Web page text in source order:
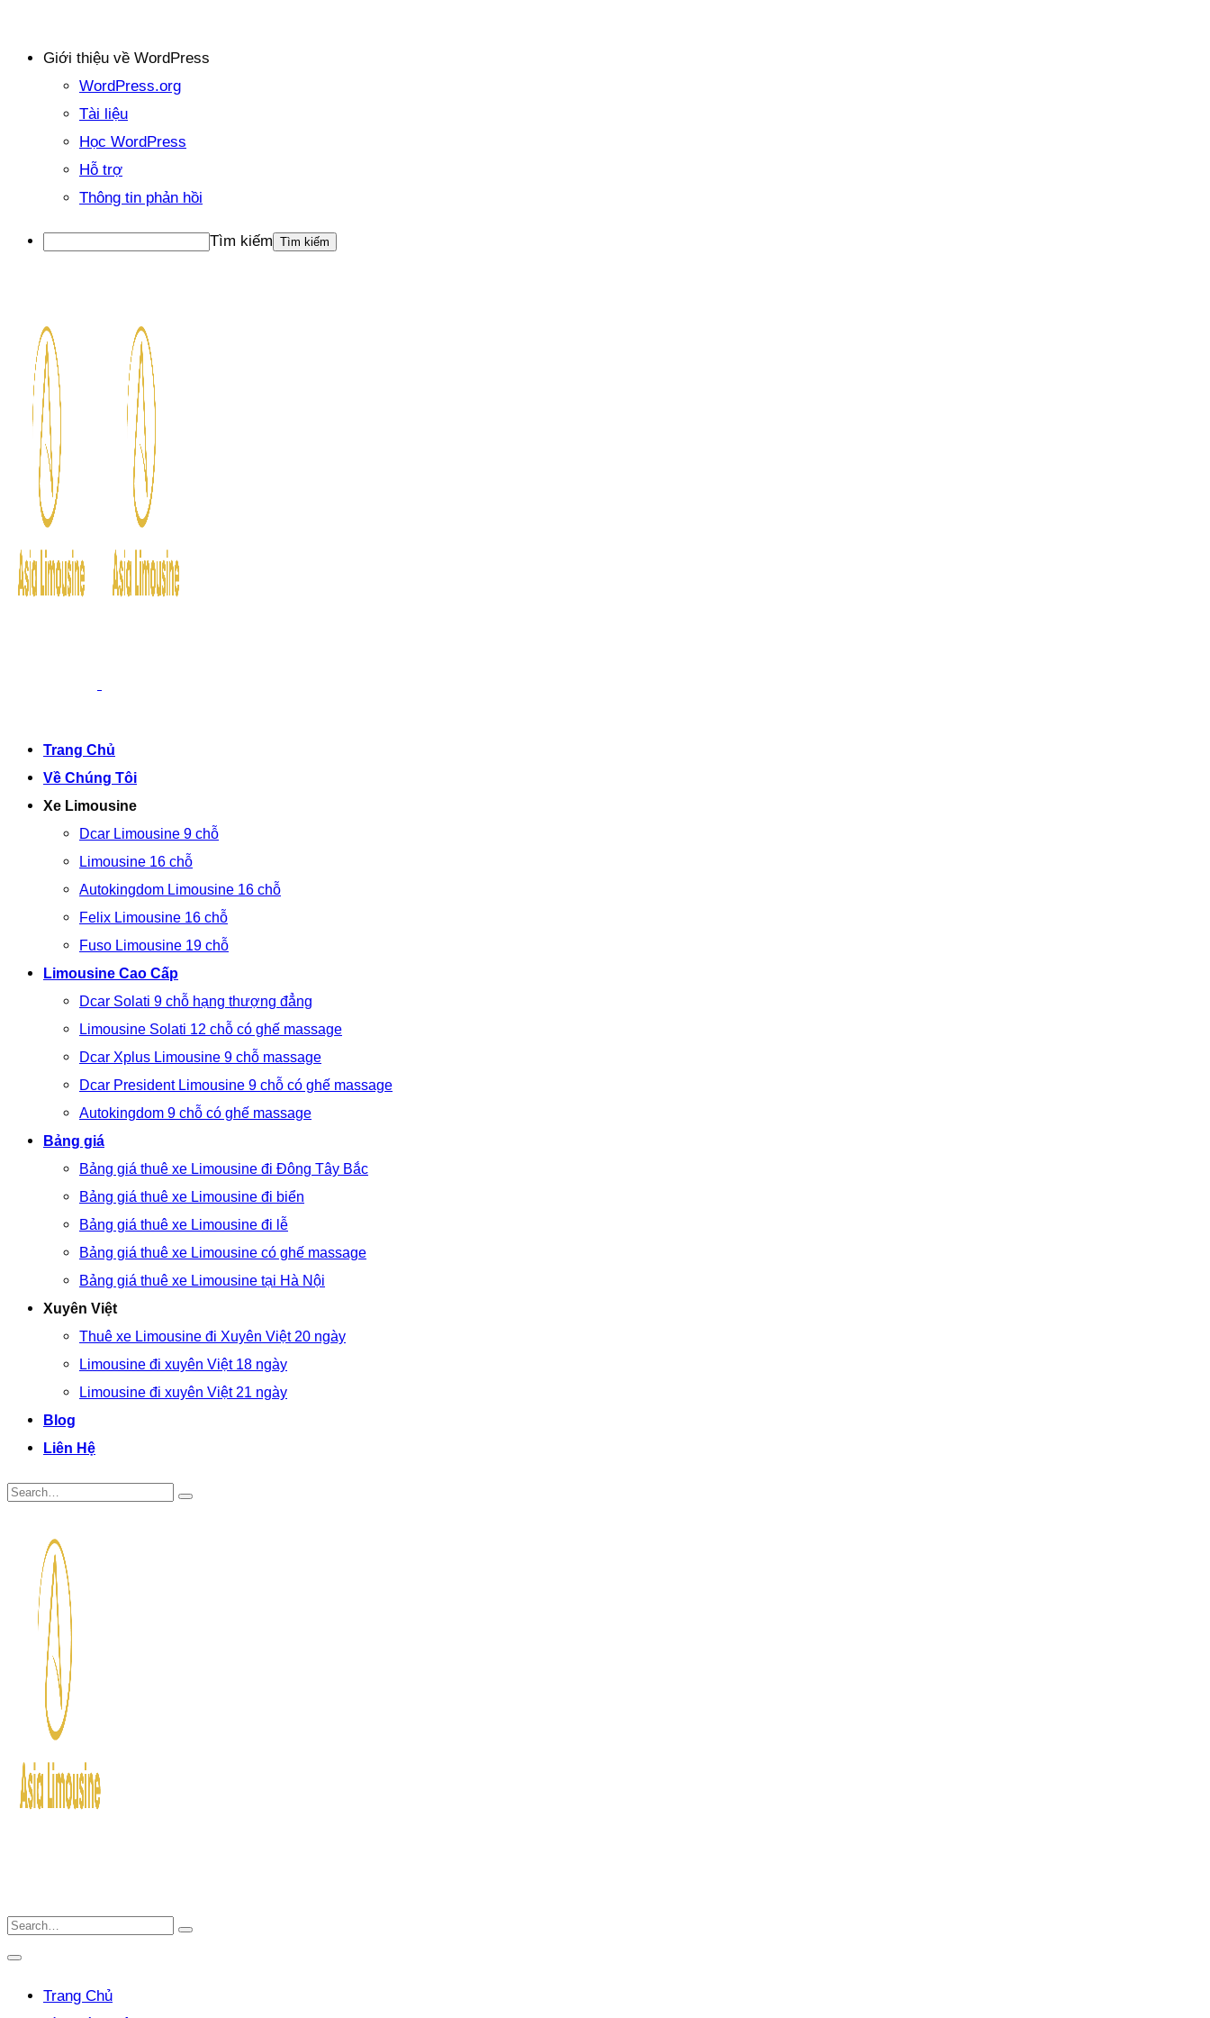
Giới thiệu về WordPress
WordPress.org
Tài liệu
Học WordPress
Hỗ trợ
Thông tin phản hồi
Tìm kiếm
Trang Chủ
Về Chúng Tôi
Xe Limousine
Dcar Limousine 9 chỗ
Limousine 16 chỗ
Autokingdom Limousine 16 chỗ
Felix Limousine 16 chỗ
Fuso Limousine 19 chỗ
Limousine Cao Cấp
Dcar Solati 9 chỗ hạng thượng đẳng
Limousine Solati 12 chỗ có ghế massage
Dcar Xplus Limousine 9 chỗ massage
Dcar President Limousine 9 chỗ có ghế massage
Autokingdom 9 chỗ có ghế massage
Bảng giá
Bảng giá thuê xe Limousine đi Đông Tây Bắc
Bảng giá thuê xe Limousine đi biển
Bảng giá thuê xe Limousine đi lễ
Bảng giá thuê xe Limousine có ghế massage
Bảng giá thuê xe Limousine tại Hà Nội
Xuyên Việt
Thuê xe Limousine đi Xuyên Việt 20 ngày
Limousine đi xuyên Việt 18 ngày
Limousine đi xuyên Việt 21 ngày
Blog
Liên Hệ
Trang Chủ